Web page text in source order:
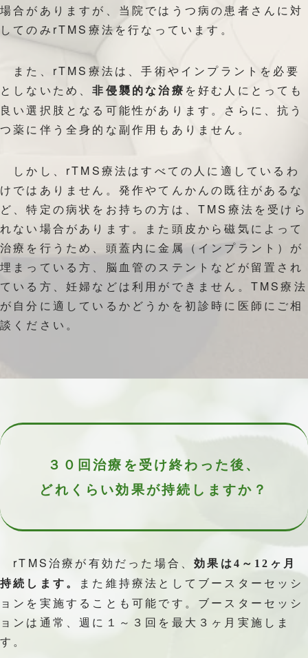
場合がありますが、当院ではうつ病の患者さんに対
してのみrTMS療法を行なっています。
また、rTMS療法は、手術やインプラントを必要
としないため、非侵襲的な治療 を好む人にとっても
良い選択肢となる可能性があります。さらに、抗う
つ薬に伴う全身的な副作用もありません。
しかし、rTMS療法はすべての人に適しているわ
けではありません。発作やてんかんの既往があるな
ど、特定の病状をお持ちの方は、TMS療法を受けら
れない場合があります。また頭皮から磁気によって
治療を行うため、頭蓋内に金属（インプラント）が
埋まっている方、脳血管のステントなどが留置され
ている方、妊婦などは利用ができません。TMS療法
が自分に適しているかどうかを初診時に医師にご相
談ください。
３０回治療を 受け終わった後、
どれくらい効果が持続しますか？
rTMS治療が有効だった場合、効果は4～12ヶ月
持続します。
また維持療法としてブースターセッシ
ョンを実施することも可能です。ブースターセッシ
ョンは通常、週に１～３回を最大３ヶ月実施しま
す。